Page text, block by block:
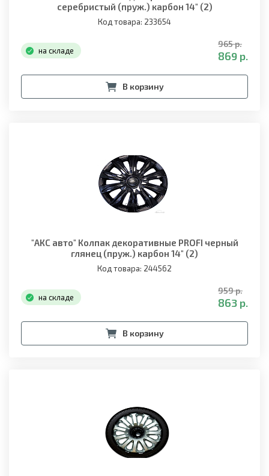
серебристый (пруж.) карбон 14" (2)
Код товара: 233654
на складе
965 р.
869 р.
В корзину
"АКС авто" Колпак декоративные PROFI черный
глянец (пруж.) карбон 14" (2)
Код товара: 244562
на складе
959 р.
863 р.
В корзину